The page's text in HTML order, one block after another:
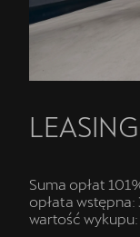
Suma opłat
opłata wstępna:
wartość wykupu: